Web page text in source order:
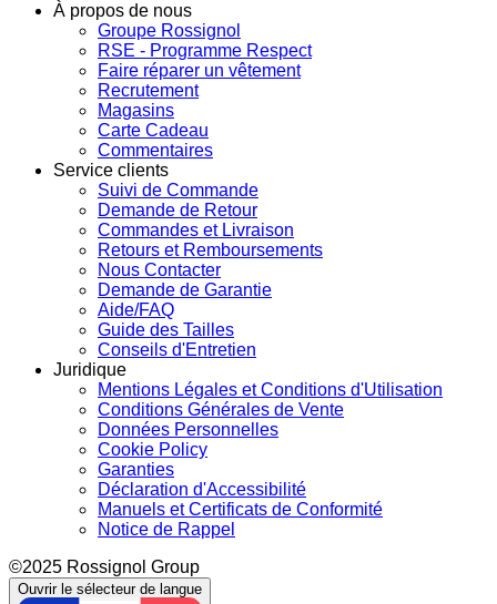
À propos de nous
Groupe Rossignol
RSE - Programme Respect
Faire réparer un vêtement
Recrutement
Magasins
Carte Cadeau
Commentaires
Service clients
Suivi de Commande
Demande de Retour
Commandes et Livraison
Retours et Remboursements
Nous Contacter
Demande de Garantie
Aide/FAQ
Guide des Tailles
Conseils d'Entretien
Juridique
Mentions Légales et Conditions d'Utilisation
Conditions Générales de Vente
Données Personnelles
Cookie Policy
Garanties
Déclaration d'Accessibilité
Manuels et Certificats de Conformité
Notice de Rappel
©2025 Rossignol Group
Ouvrir le sélecteur de langue